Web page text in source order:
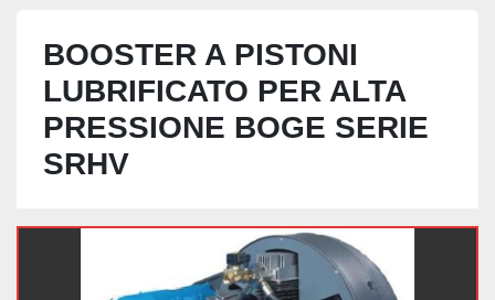
BOOSTER A PISTONI
LUBRIFICATO PER ALTA
PRESSIONE BOGE SERIE
SRHV